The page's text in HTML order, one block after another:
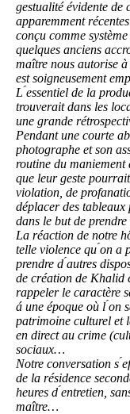
gestualité évidente de
apparemment
conçu comme
quelques anciens
maître nous autorise
est soigneusement
L ́essentiel de la
trouverait dans les
une grande
Pendant une courte
photographe et son
routine du
que leur geste
violation, de
déplacer des
dans le but de
La réaction de notre
telle violence qu ́on a
prendre d ́autres
de création de Khalid
rappeler le caractère
á une époque où l ́on
patrimoine culturel et
en direct au crime
sociaux…
Notre conversation s
de la résidence
heures d ́entretien,
maître…